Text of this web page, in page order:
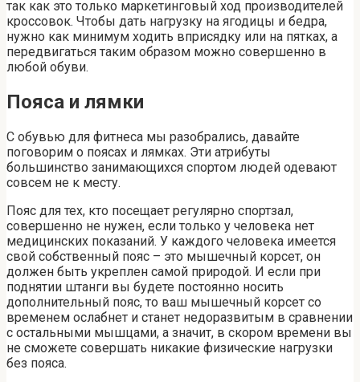
так как это только маркетинговый ход производителей
кроссовок. Чтобы дать нагрузку на ягодицы и бедра,
нужно как минимум ходить вприсядку или на пятках, а
передвигаться таким образом можно совершенно в
любой обуви.
Пояса и лямки
С обувью для фитнеса мы разобрались, давайте
поговорим о поясах и лямках. Эти атрибуты
большинство занимающихся спортом людей одевают
совсем не к месту.
Пояс для тех, кто посещает регулярно спортзал,
совершенно не нужен, если только у человека нет
медицинских показаний. У каждого человека имеется
свой собственный пояс – это мышечный корсет, он
должен быть укреплен самой природой. И если при
поднятии штанги вы будете постоянно носить
дополнительный пояс, то ваш мышечный корсет со
временем ослабнет и станет недоразвитым в сравнении
с остальными мышцами, а значит, в скором времени вы
не сможете совершать никакие физические нагрузки
без пояса.